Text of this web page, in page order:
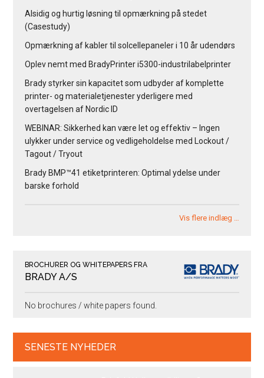
Alsidig og hurtig løsning til opmærkning på stedet
(Casestudy)
Opmærkning af kabler til solcellepaneler i 10 år udendørs
Oplev nemt med BradyPrinter i5300-industrilabelprinter
Brady styrker sin kapacitet som udbyder af komplette
printer- og materialetjenester yderligere med
overtagelsen af Nordic ID
WEBINAR: Sikkerhed kan være let og effektiv – Ingen
ulykker under service og vedligeholdelse med Lockout /
Tagout / Tryout
Brady BMP™41 etiketprinteren: Optimal ydelse under
barske forhold
Vis flere indlæg …
BROCHURER OG WHITEPAPERS FRA
BRADY A/S
No brochures / white papers found.
SENESTE NYHEDER